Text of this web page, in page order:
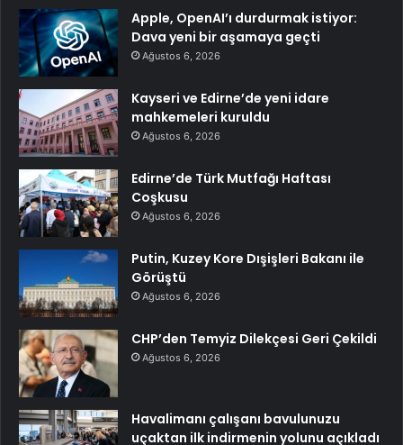
Apple, OpenAI’ı durdurmak istiyor:
Dava yeni bir aşamaya geçti
Ağustos 6, 2026
Kayseri ve Edirne’de yeni idare
mahkemeleri kuruldu
Ağustos 6, 2026
Edirne’de Türk Mutfağı Haftası
Coşkusu
Ağustos 6, 2026
Putin, Kuzey Kore Dışişleri Bakanı ile
Görüştü
Ağustos 6, 2026
CHP’den Temyiz Dilekçesi Geri Çekildi
Ağustos 6, 2026
Havalimanı çalışanı bavulunuzu
uçaktan ilk indirmenin yolunu açıkladı